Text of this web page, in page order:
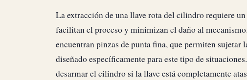
La extracción de una llave rota del cilindro requiere
facilitan el proceso y minimizan el daño al
encuentran pinzas de punta fina, que permiten
diseñado específicamente para este tipo de
desarmar el cilindro si la llave está completamente